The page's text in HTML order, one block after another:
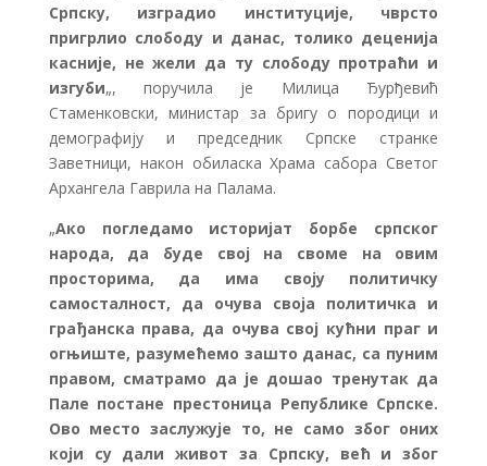
Српску, изградио институције, чврсто
пригрлио слободу и данас, толико деценија
касније, не жели да ту слободу протраћи и
изгуби„, поручила је Милица Ђурђевић
Стаменковски, министар за бригу о породици и
демографију и председник Српске странке
Заветници, након обиласка Храма сабора Светог
Архангела Гаврила на Палама.
„Ако погледамо историјат борбе српског
народа, да буде свој на своме на овим
просторима, да има своју политичку
самосталност, да очува своја политичка и
грађанска права, да очува свој кућни праг и
огњиште, разумећемо зашто данас, са пуним
правом, сматрамо да је дошао тренутак да
Пале постане престоница Републике Српске.
Ово место заслужује то, не само због оних
који су дали живот за Српску, већ и због